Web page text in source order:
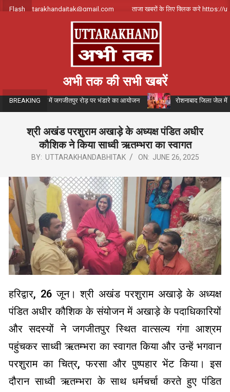
SkipFlash
करे uttarakhandajtak@gmail.com ताजा खबरों के लिए क्लिक करे https://
अभी तक की सभी खबरें
BREAKING
के संयोजन में जगजीतपुर रोड़ पर भंडारे का आयोजन रोशनाबाद जिला जेल में
श्री अखंड परशुराम अखाड़े के अध्यक्ष पंडित अधीर
कौशिक ने किया साध्वी ऋतम्भरा का स्वागत
BY: UTTARAKHANDABHITAK ON: JUNE 26, 2025
हरिद्वार, 26 जून। श्री अखंड परशुराम अखाड़े के अध्यक्ष
पंडित अधीर कौशिक के संयोजन में अखाड़े के पदाधिकारियों
और सदस्यों ने जगजीतपुर स्थित वात्सल्य गंगा आश्रम
पहुंचकर साध्वी ऋतम्भरा का स्वागत किया और उन्हें भगवान
परशुराम का चित्र, फरसा और पुष्पहार भेंट किया। इस
दौरान साध्वी ऋतम्भरा के साथ धर्मचर्चा करते हुए पंडित